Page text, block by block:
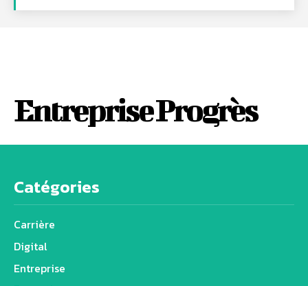
Entreprise Progrès
Catégories
Carrière
Digital
Entreprise